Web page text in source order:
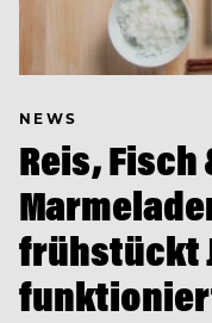
NEWS
Reis,
frühstückt